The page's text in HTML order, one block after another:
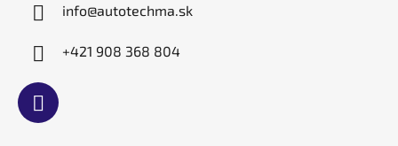
info@autotechma.sk
+421 908 368 804